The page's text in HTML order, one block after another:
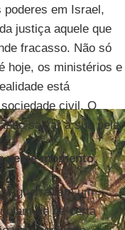
poderes em Israel,
justiça aquele que
fracasso. Não só
hoje, os ministérios e
está
civil. O
salvar a sua pele.
neste momento.
A guerra tem um
se de certa